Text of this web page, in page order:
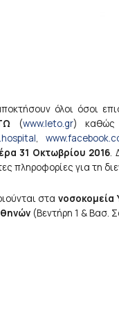
όλοι όσοι
(www.leto.gr) καθώς
,
31 Οκτωβρίου 2016.
πληροφορίες για τη
στα νοσοκομεία
(Βεντήρη 1 & Βασ.